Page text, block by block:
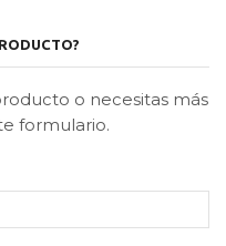
o necesitas más
formulario.